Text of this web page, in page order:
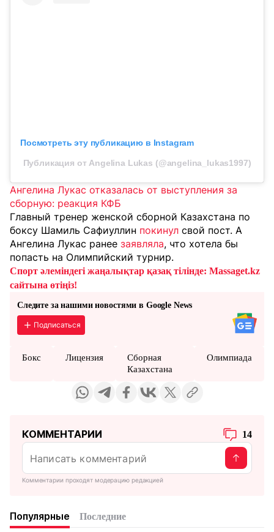
Посмотреть эту публикацию в Instagram
Публикация от Angelina Lukas (@angelina_lukas1997)
Ангелина Лукас отказалась от выступления за
сборную: реакция КФБ
Главный тренер женской сборной Казахстана по
боксу Шамиль Сафиуллин покинул свой пост. А
Ангелина Лукас ранее заявляла, что хотела бы
попасть на Олимпийский турнир.
Спорт әлеміндегі жаңалықтар қазақ тілінде: Massaget.kz
сайтына өтіңіз!
Следите за нашими новостями в Google News
Подписаться
Бокс Лицензия
Сборная
Казахстана
Олимпиада
КОММЕНТАРИИ 14
Комментарии проходят модерацию редакцией
Популярные Последние